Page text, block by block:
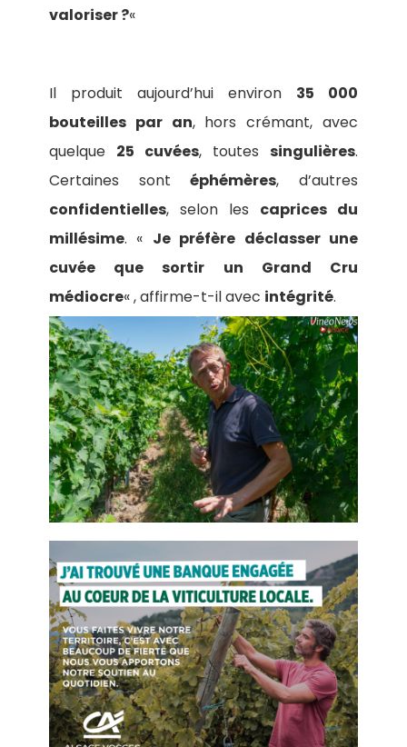
valoriser ?«
Il produit aujourd’hui environ 35 000
bouteilles par an, hors crémant, avec
quelque 25 cuvées, toutessingulières.
Certaines sontéphémères, d’autres
confidentielles, selon les caprices du
millésime. « Je préfère déclasser une
cuvée que sortir un Grand Cru
médiocre« , affirme-t-il avec intégrité.